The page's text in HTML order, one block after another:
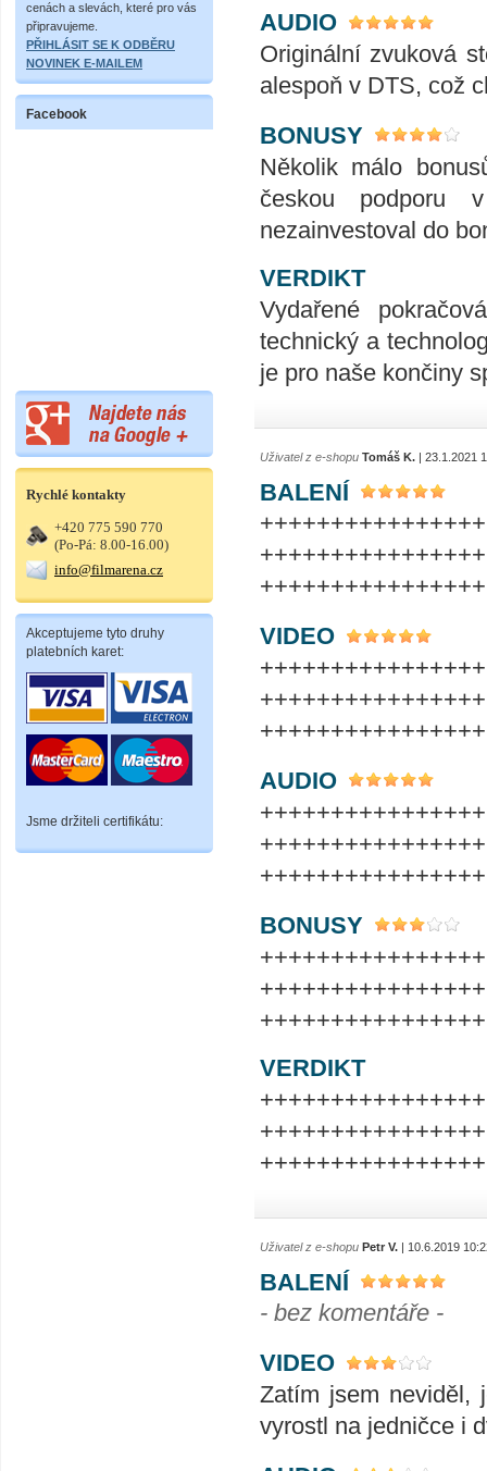
cenách a slevách, které pro vás
připravujeme.
PŘIHLÁSIT SE K ODBĚRU
NOVINEK E-MAILEM
Facebook
Rychlé kontakty
+420 775 590 770
(Po-Pá: 8.00-16.00)
info@filmarena.cz
Akceptujeme tyto druhy
platebních karet:
Jsme držiteli certifikátu:
AUDIO
Originální zvuková
alespoň v DTS, což
BONUSY
Několik málo
českou podporu
nezainvestoval do
VERDIKT
Vydařené
technický a
je pro naše končiny
Uživatel z e-shopu Tomáš K. | 23.1.2021
BALENÍ
VIDEO
AUDIO
BONUSY
VERDIKT
Uživatel z e-shopu Petr V. | 10.6.2019
BALENÍ
- bez komentáře -
VIDEO
Zatím jsem neviděl,
vyrostl na jedničce i